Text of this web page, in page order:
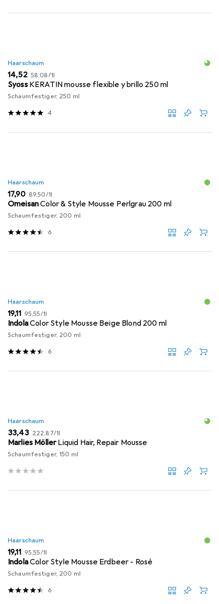
Haarschaum
EUR
14,52 EUR
58,08/1l
Syoss KERATIN mousse flexible y brillo 250 ml
Schaumfestiger, 250 ml
4
Haarschaum
EUR
17,90 EUR
89,50/1l
OmeisanColor & Style Mousse Perlgrau 200 ml
Schaumfestiger, 200 ml
6
Haarschaum
EUR
19,11 EUR
95,55/1l
IndolaColor Style Mousse Beige Blond 200 ml
Schaumfestiger, 200 ml
6
Haarschaum
EUR
33,43 EUR
222,87/1l
Marlies MöllerLiquid Hair, Repair Mousse
Schaumfestiger, 150 ml
Haarschaum
EUR
19,11 EUR
95,55/1l
IndolaColor Style Mousse Erdbeer - Rosé
Schaumfestiger, 200 ml
6